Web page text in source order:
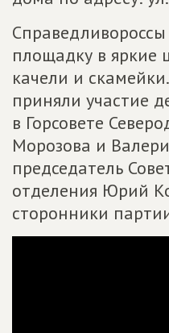
площадку в яркие
качели и
приняли участие
в Горсовете
Морозова и
председатель
отделения Юрий
сторонники